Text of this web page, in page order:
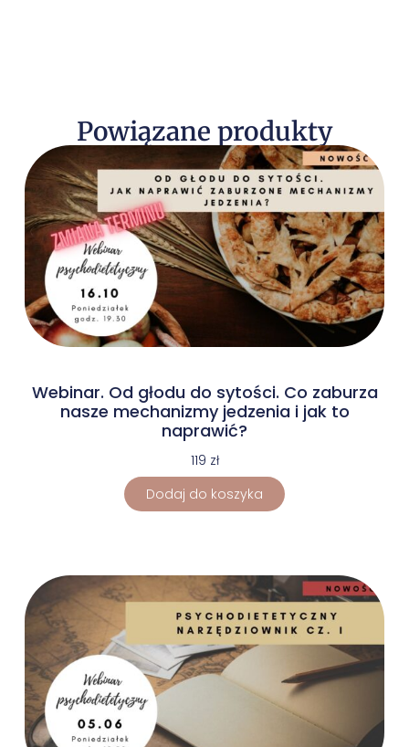
Powiązane produkty
Webinar. Od głodu do sytości. Co zaburza
nasze mechanizmy jedzenia i jak to
naprawić?
119 zł
Dodaj do koszyka